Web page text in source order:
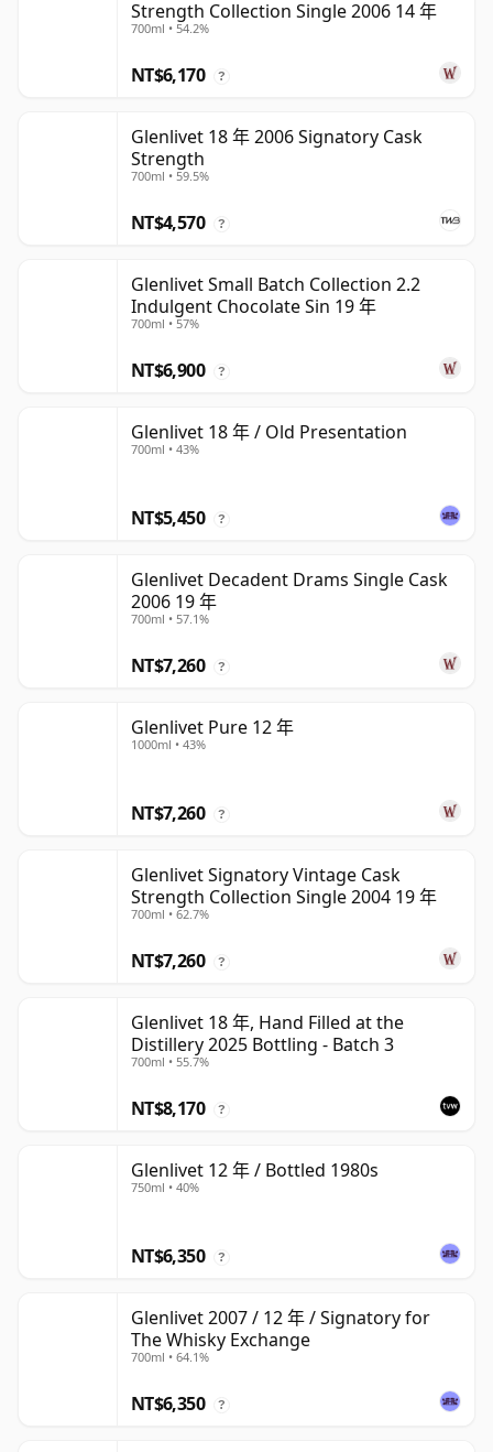
Strength Collection Single 2006 14 年
700ml • 54.2%
NT$6,170 ?
Glenlivet 18 年 2006 Signatory Cask
Strength
700ml • 59.5%
NT$4,570 ?
Glenlivet Small Batch Collection 2.2
Indulgent Chocolate Sin 19 年
700ml • 57%
NT$6,900 ?
Glenlivet 18 年 / Old Presentation
700ml • 43%
NT$5,450 ?
Glenlivet Decadent Drams Single Cask
2006 19 年
700ml • 57.1%
NT$7,260 ?
Glenlivet Pure 12 年
1000ml • 43%
NT$7,260 ?
Glenlivet Signatory Vintage Cask
Strength Collection Single 2004 19 年
700ml • 62.7%
NT$7,260 ?
Glenlivet 18 年, Hand Filled at the
Distillery 2025 Bottling - Batch 3
700ml • 55.7%
NT$8,170 ?
Glenlivet 12 年 / Bottled 1980s
750ml • 40%
NT$6,350 ?
Glenlivet 2007 / 12 年 / Signatory for
The Whisky Exchange
700ml • 64.1%
NT$6,350 ?